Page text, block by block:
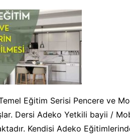
Eğitim Serisi Pencere ve
Dersi Adeko Yetkili bayii /
Kendisi Adeko